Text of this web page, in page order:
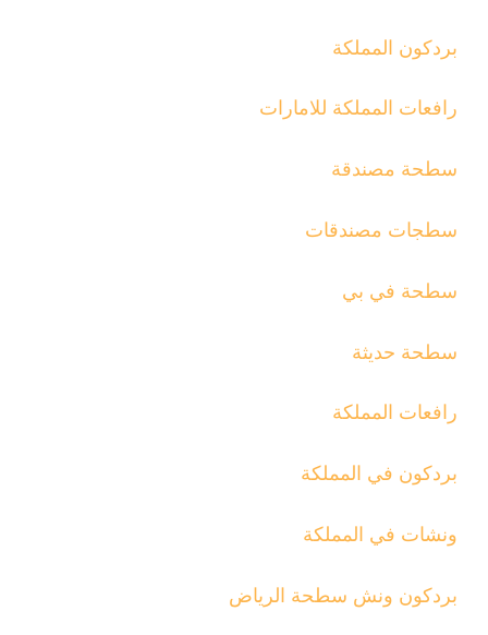
بردكون المملكة
رافعات المملكة للامارات
سطحة مصندقة
سطجات مصندقات
سطحة في بي
سطحة حديثة
رافعات المملكة
بردكون في المملكة
ونشات في المملكة
بردكون ونش سطحة الرياض